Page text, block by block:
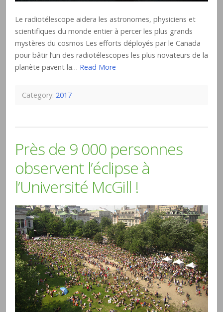
Le radiotélescope aidera les astronomes, physiciens et
scientifiques du monde entier à percer les plus grands
mystères du cosmos Les efforts déployés par le Canada
pour bâtir l’un des radiotélescopes les plus novateurs de la
planète pavent la… Read More
Category: 2017
Près de 9 000 personnes
observent l’éclipse à
l’Université McGill !